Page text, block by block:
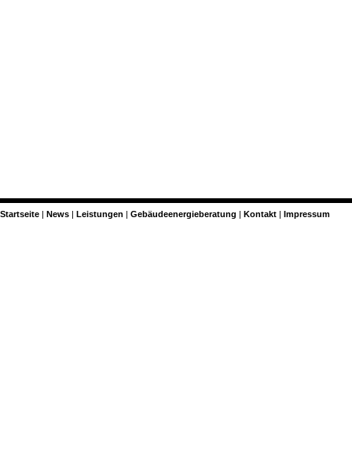
Startseite News Leistungen Gebäudeenergieberatung Kontakt Impressum